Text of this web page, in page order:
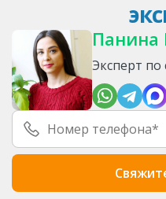
Панина
Эксперт